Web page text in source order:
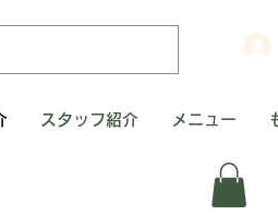
スタッフ紹介 メニュー